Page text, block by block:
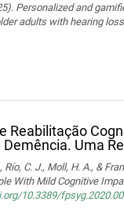
Personalized and
adults with hearing
Reabilitação
Uma
C. J., Moll, H. A., &
With Mild Cognitive
10.3389/